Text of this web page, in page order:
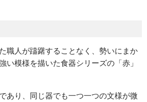
職人が躊躇することなく、勢いにまか
い模様を描いた食器シリーズの「赤」
あり、同じ器でも一つ一つの文様が微